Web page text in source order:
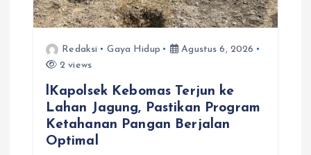
Redaksi Gaya Hidup
Agustus 6, 2026
2 views
lKapolsek Kebomas Terjun ke
Lahan Jagung, Pastikan Program
Ketahanan Pangan Berjalan
Optimal